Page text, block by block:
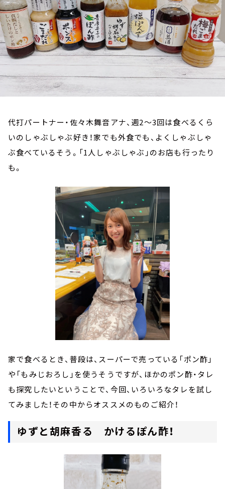
代打パートナー・佐々木舞音アナ、週2～3回は食べるくら
いのしゃぶしゃぶ好き！家でも外食でも、よくしゃぶしゃ
ぶ食べているそう。「1人しゃぶしゃぶ」のお店も行ったり
も。
家で食べるとき、普段は、スーパーで売っている「ポン酢」
や「もみじおろし」を使うそうですが、ほかのポン酢・タレ
も探究したいということで、今回、いろいろなタレを試し
てみました！その中からオススメのものご紹介！
ゆずと胡麻香る かけるぽん酢！